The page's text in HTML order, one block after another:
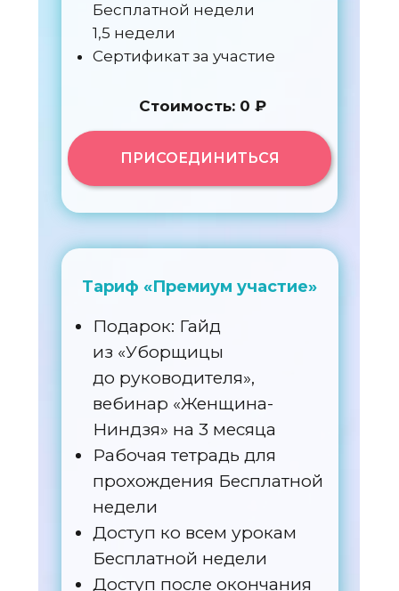
Бесплатной недели
1,5 недели
Сертификат за участие
ПРИСОЕДИНИТЬСЯ
Подарок: Гайд
из «Уборщицы
до руководителя»,
вебинар «Женщина-
Ниндзя» на 3 месяца
Рабочая тетрадь для
прохождения Бесплатной
недели
Доступ ко всем урокам
Бесплатной недели
Доступ после окончания
Стоимость: 0 ₽
Тариф «Премиум участие»